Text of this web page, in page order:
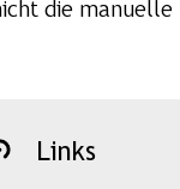
die
Links